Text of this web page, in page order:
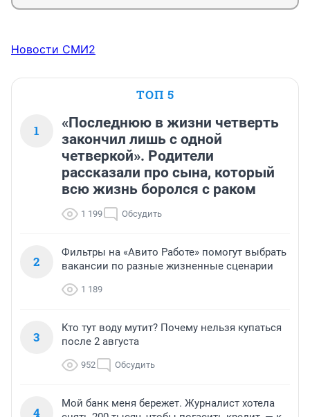
Новости СМИ2
ТОП 5
1
«Последнюю в жизни четверть
закончил лишь с одной
четверкой». Родители
рассказали про сына, который
всю жизнь боролся с раком
1 199 Обсудить
2
Фильтры на «Авито Работе» помогут выбрать
вакансии по разные жизненные сценарии
1 189
3
Кто тут воду мутит? Почему нельзя купаться
после 2 августа
952 Обсудить
4
Мой банк меня бережет. Журналист хотела